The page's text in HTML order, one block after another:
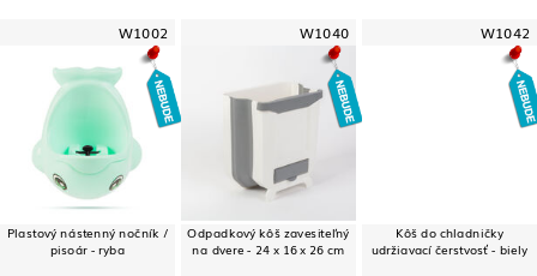
W1002
Plastový nástenný nočník /
pisoár - ryba
W1040
Odpadkový kôš zavesiteľný
na dvere - 24 x 16 x 26 cm
W1042
Kôš do chladničky
udržiavací čerstvosť - biely